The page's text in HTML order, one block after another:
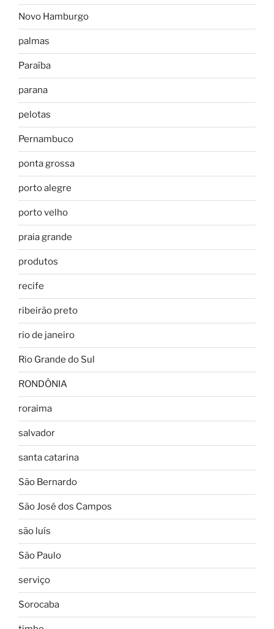
Novo Hamburgo
palmas
Paraíba
parana
pelotas
Pernambuco
ponta grossa
porto alegre
porto velho
praia grande
produtos
recife
ribeirão preto
rio de janeiro
Rio Grande do Sul
RONDÔNIA
roraima
salvador
santa catarina
São Bernardo
São José dos Campos
são luís
São Paulo
serviço
Sorocaba